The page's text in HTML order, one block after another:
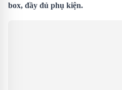
box, đầy đủ phụ kiện.